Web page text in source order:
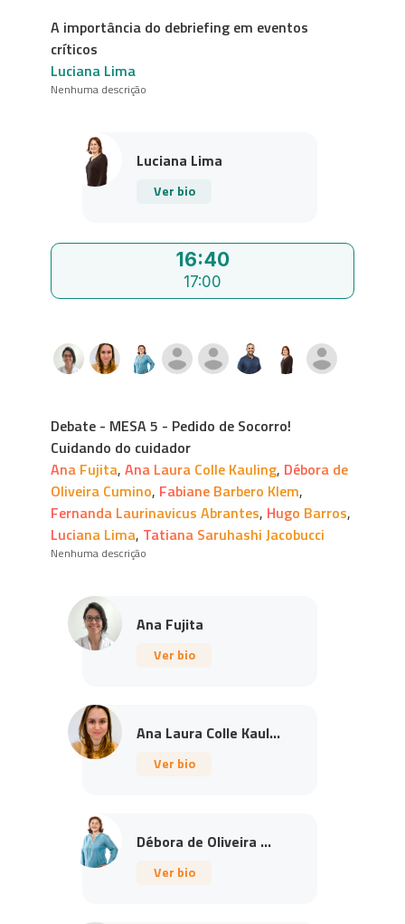
16:40
17:00
A importância do debriefing em eventos
críticos
Luciana Lima
Nenhuma descrição
Luciana Lima
Ver bio
Debate - MESA 5 - Pedido de Socorro!
Cuidando do cuidador
Ana Fujita, Ana Laura Colle Kauling, Débora de
Oliveira Cumino, Fabiane Barbero Klem,
Fernanda Laurinavicus Abrantes, Hugo Barros,
Luciana Lima, Tatiana Saruhashi Jacobucci
Nenhuma descrição
Ana Fujita
Ver bio
Ana Laura Colle Kaul...
Ver bio
Débora de Oliveira ...
Ver bio